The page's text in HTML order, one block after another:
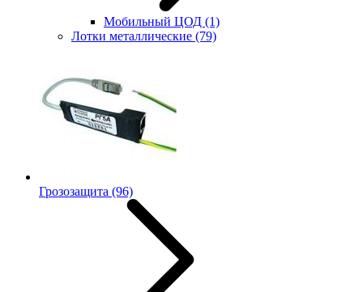
Мобильный ЦОД (1)
Лотки металлические (79)
Грозозащита (96)